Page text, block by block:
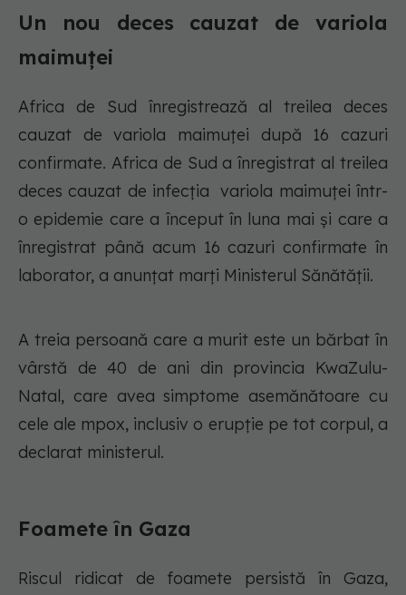
Un nou deces cauzat de variola
maimuței
Africa de Sud înregistrează al treilea deces
cauzat de variola maimuței după 16 cazuri
confirmate. Africa de Sud a înregistrat al treilea
deces cauzat de infecția variola maimuței într-
o epidemie care a început în luna mai și care a
înregistrat până acum 16 cazuri confirmate în
laborator, a anunțat marți Ministerul Sănătății.
A treia persoană care a murit este un bărbat în
vârstă de 40 de ani din provincia KwaZulu-
Natal, care avea simptome asemănătoare cu
cele ale mpox, inclusiv o erupție pe tot corpul, a
declarat ministerul.
Foamete în Gaza
Riscul ridicat de foamete persistă în Gaza,